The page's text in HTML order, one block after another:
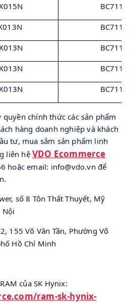
BC711
BC711
BC711
BC711
BC711
chính thức các sản phẩm
hàng doanh nghiệp và khách
tư, mua sắm sản phẩm linh
liên hệ VDO Ecommerce
hoặc email: info@vdo.vn để
số 8 Tôn Thất Thuyết, Mỹ
Nội
155 Võ Văn Tần, Phường Võ
Hồ Chí Minh
của SK Hynix:
ram-sk-hynix-